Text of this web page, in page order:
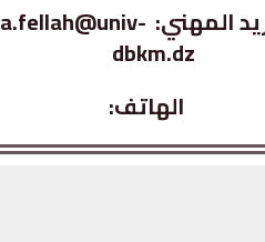
البريد المهني: a.fellah@univ-
dbkm.dz
الهاتف: